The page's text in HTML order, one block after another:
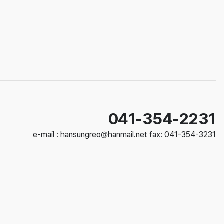
041-354-2231
e-mail : hansungreo@hanmail.net fax: 041-354-3231